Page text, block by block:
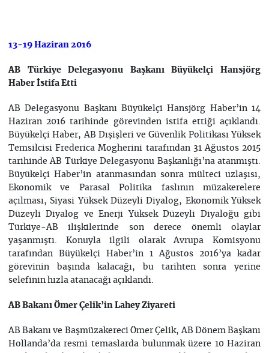
13-19 Haziran 2016
AB Türkiye Delegasyonu Başkanı Büyükelçi Hansjörg
Haber İstifa Etti
AB Delegasyonu Başkanı Büyükelçi Hansjörg Haber’in 14
Haziran 2016 tarihinde görevinden istifa ettiği açıklandı.
Büyükelçi Haber, AB Dışişleri ve Güvenlik Politikası Yüksek
Temsilcisi Frederica Mogherini tarafından 31 Ağustos 2015
tarihinde AB Türkiye Delegasyonu Başkanlığı’na atanmıştı.
Büyükelçi Haber’in atanmasından sonra mülteci uzlaşısı,
Ekonomik ve Parasal Politika faslının müzakerelere
açılması, Siyasi Yüksek Düzeyli Diyalog, Ekonomik Yüksek
Düzeyli Diyalog ve Enerji Yüksek Düzeyli Diyaloğu gibi
Türkiye-AB ilişkilerinde son derece önemli olaylar
yaşanmıştı. Konuyla ilgili olarak Avrupa Komisyonu
tarafından Büyükelçi Haber’in 1 Ağustos 2016’ya kadar
görevinin başında kalacağı, bu tarihten sonra yerine
selefinin hızla atanacağı açıklandı.
AB Bakanı Ömer Çelik’in Lahey Ziyareti
AB Bakanı ve Başmüzakereci Ömer Çelik, AB Dönem Başkanı
Hollanda’da resmi temaslarda bulunmak üzere 10 Haziran